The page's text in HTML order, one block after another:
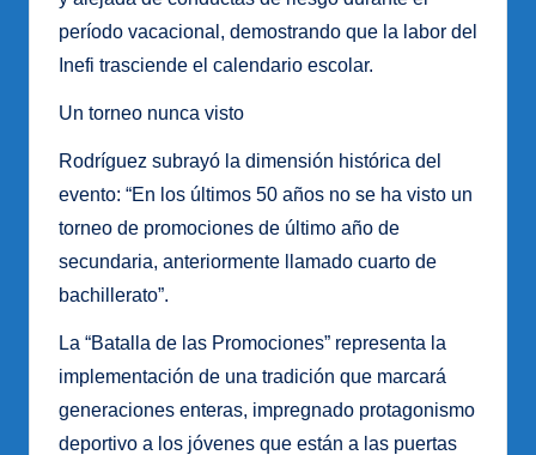
período vacacional, demostrando que la labor del
Inefi trasciende el calendario escolar.
Un torneo nunca visto
Rodríguez subrayó la dimensión histórica del
evento: “En los últimos 50 años no se ha visto un
torneo de promociones de último año de
secundaria, anteriormente llamado cuarto de
bachillerato”.
La “Batalla de las Promociones” representa la
implementación de una tradición que marcará
generaciones enteras, impregnado protagonismo
deportivo a los jóvenes que están a las puertas